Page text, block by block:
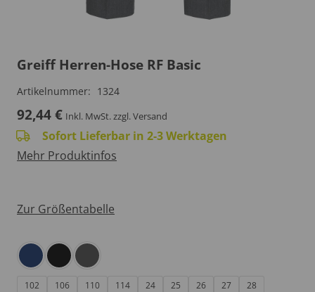
Greiff Herren-Hose RF Basic
Artikelnummer: 1324
92,44€ Inkl. MwSt.zzgl. Versand
Sofort Lieferbar in 2-3 Werktagen
Mehr Produktinfos
Zur Größentabelle
102 106 110 114 24 25 26 27
28